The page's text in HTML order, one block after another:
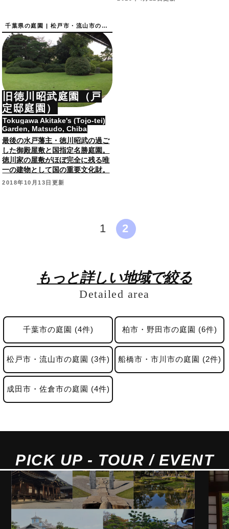
千葉県の庭園 | 松戸市・流山市の庭園
旧徳川昭武庭園（戸
定邸庭園）
Tokugawa Akitake's (Tojo-tei)
Garden, Matsudo, Chiba
最後の水戸藩主・徳川昭武の過ご
した御殿屋敷と国指定名勝庭園。
徳川家の屋敷がほぼ完全に残る唯
一の建物として国の重要文化財。
2018年10月13日更新
1 2
もっと詳しい地域で絞る
Detailed area
千葉市の庭園 (4件) 柏市・野田市の庭園 (6件)
松戸市・流山市の庭園 (3件) 船橋市・市川市の庭園 (2件)
成田市・佐倉市の庭園 (4件)
PICK UP - TOUR / EVENT